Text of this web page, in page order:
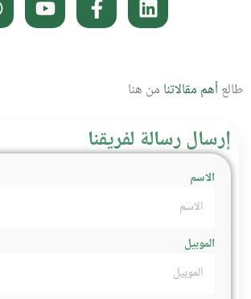
طالع أهم مقالاتنا من هنا
إرسال رسالة لفريقنا
الاسم
الموبيل